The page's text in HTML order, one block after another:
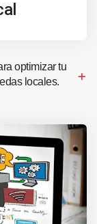
optimizar tu
locales.